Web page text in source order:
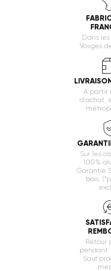
Dans
Vosges
A partir
d'achat,
Sur les
100%
Garantie
bois.
Retour
pendant
Sauf